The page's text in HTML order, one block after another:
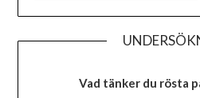
Vad tänker du rösta